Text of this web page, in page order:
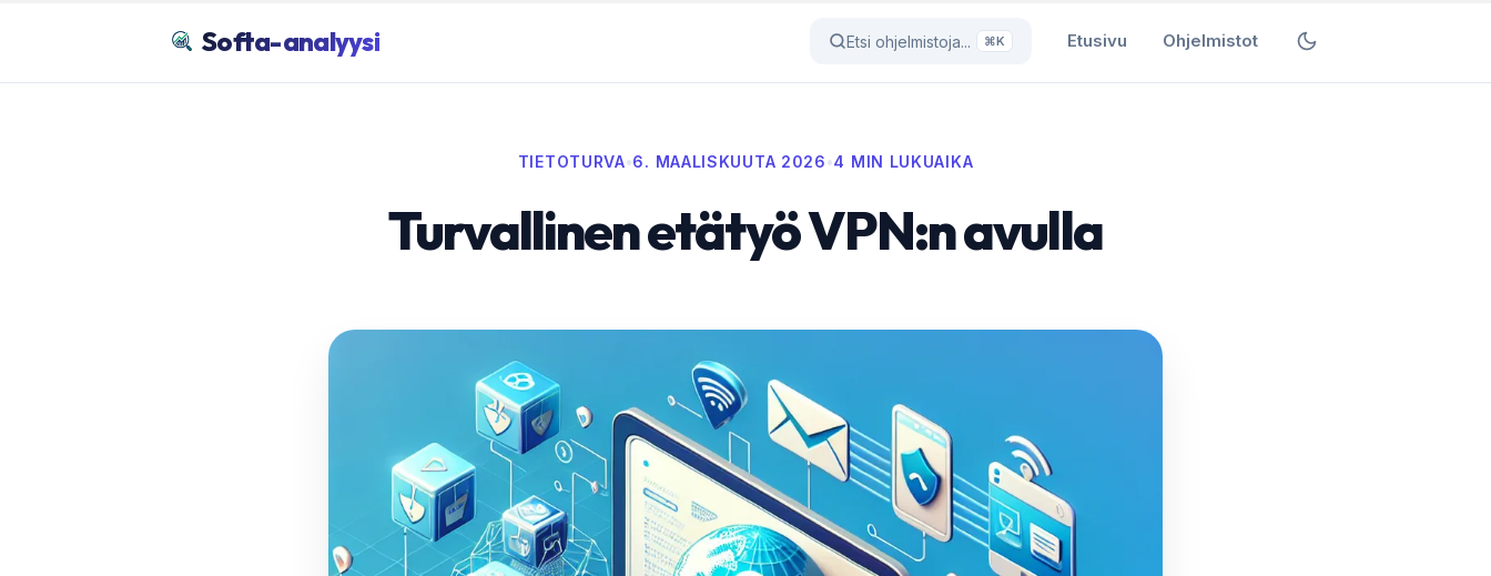
Softa-analyysi Etsi ohjelmistoja... ⌘K Etusivu Ohjelmistot
TIETOTURVA•6. MAALISKUUTA 2026•4 MIN LUKUAIKA
Turvallinen etätyö VPN:n avulla